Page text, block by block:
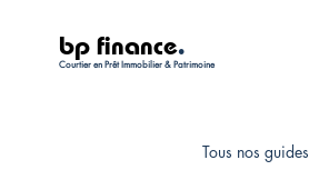
bp finance.
Courtier en Prêt Immobilier & Patrimoine
Tous nos guides